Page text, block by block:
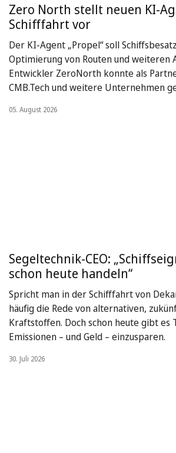
Zero North stellt neuen KI-
Schifffahrt vor
Der KI-Agent „Propel“ soll
Optimierung von Routen und weiteren
Entwickler ZeroNorth konnte als
CMB.Tech und weitere Unternehmen
05. August 2026
Segeltechnik-CEO:
schon heute handeln“
Spricht man in der Schifffahrt von
häufig die Rede von alternativen,
Kraftstoffen. Doch schon heute gibt es
Emissionen – und Geld – einzusparen.
30. Juli 2026